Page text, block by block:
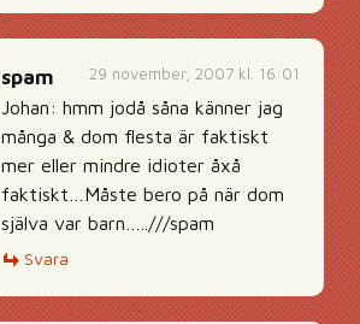
29 november, 2007 kl. 16:01
spam
Johan: hmm jodå såna känner jag
många & dom flesta är faktiskt
mer eller mindre idioter åxå
faktiskt…Måste bero på när dom
själva var barn…..///spam
Svara